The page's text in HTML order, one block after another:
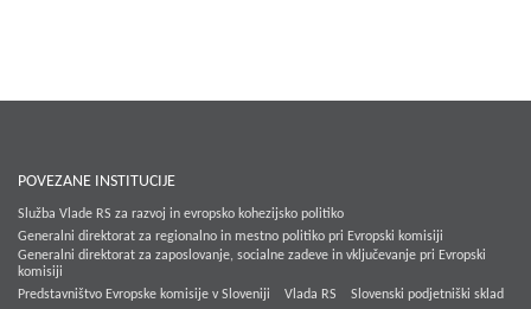
POVEZANE INSTITUCIJE
Služba Vlade RS za razvoj in evropsko kohezijsko politiko
Generalni direktorat za regionalno in mestno politiko pri Evropski komisiji
Generalni direktorat za zaposlovanje, socialne zadeve in vključevanje pri Evropski
komisiji
Predstavništvo Evropske komisije v Sloveniji
Vlada RS
Slovenski podjetniški sklad